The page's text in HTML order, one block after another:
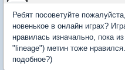
Ребят посоветуйте
новенькое в онлайн играх?
нравилась изначально, пока
"lineage") метин тоже
подобное?)